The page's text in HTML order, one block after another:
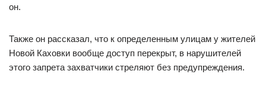
он.
Также он рассказал, что к определенным улицам у жителей
Новой Каховки вообще доступ перекрыт, в нарушителей
этого запрета захватчики стреляют без предупреждения.